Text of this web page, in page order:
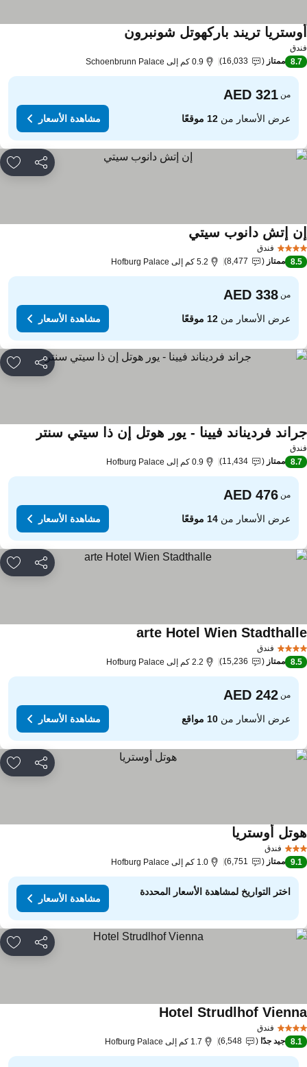
تريند باركهوتل شونبرونمشاهدة الأسعار
8.7 ممتاز 16,033 0.9 كم إلى Schoenbrunn Palace
من
عرض الأسعار من12 موقعًا مشاهدة الأسعار
مشاركة
فندق
إتش دانوب سيتيمشاهدة الأسعار
8.5 ممتاز 8,477 5.2 كم إلى Hofburg Palace
من
عرض الأسعار من12 موقعًا مشاهدة الأسعار
مشاركة
فرديناند فيينا - يور هوتل إن ذا سيتي سنترمشاهدة
8.7 ممتاز 11,434 0.9 كم إلى Hofburg Palace
من
عرض الأسعار من14 موقعًا مشاهدة الأسعار
مشاركة
فندق
arte Hotel Wienمشاهدة الأسعار
8.5 ممتاز 15,236 2.2 كم إلى Hofburg Palace
من
عرض الأسعار من10 مواقع مشاهدة الأسعار
مشاركة
فندق
أوستريامشاهدة الأسعار
9.1 ممتاز 6,751 1.0 كم إلى Hofburg Palace
اختر التواريخ لمشاهدة الأسعار المحددة
مشاهدة الأسعار
مشاركة
فندق
Hotel Strudlhofمشاهدة الأسعار
8.1 جيد جدًا 6,548 1.7 كم إلى Hofburg Palace